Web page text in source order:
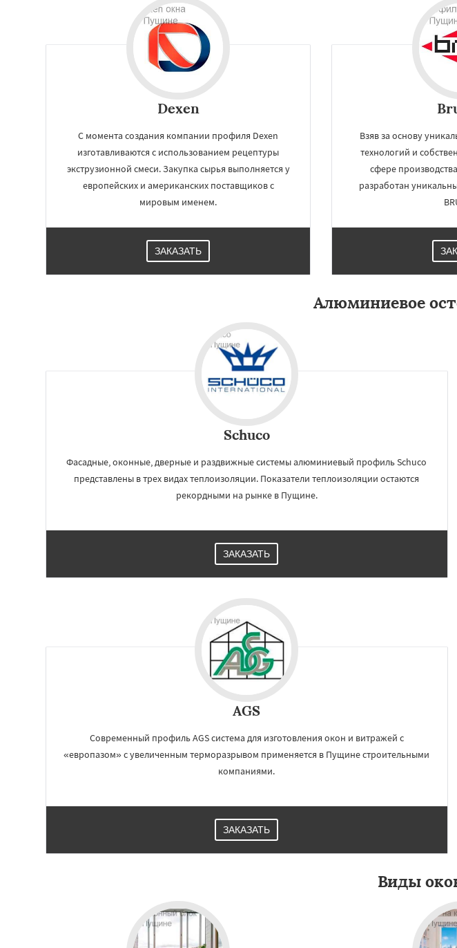
Работаем по
регионам
×
Купавна
Химки Хотьково
Шатура
Электросталь
Андреево Белоомут
Восход
Запрудная
Лесной
Dexen
С момента создания компании профиля Dexen
изготавливаются с использованием рецептуры
экструзионной смеси. Закупка сырья выполняется у
европейских и американских поставщиков с
мировым именем.
ЗАКАЗАТЬ
Взяв за основу
технологий и
сфере
разработан
Алюминиевое
Schuco
Фасадные, оконные, дверные и раздвижные системы алюминиевый профиль Schuco
представлены в трех видах теплоизоляции. Показатели теплоизоляции остаются
рекордными на рынке в Пущине.
ЗАКАЗАТЬ
AGS
Современный профиль AGS система для изготовления окон и витражей с
«европазом» с увеличенным терморазрывом применяется в Пущине строительными
компаниями.
ЗАКАЗАТЬ
Виды